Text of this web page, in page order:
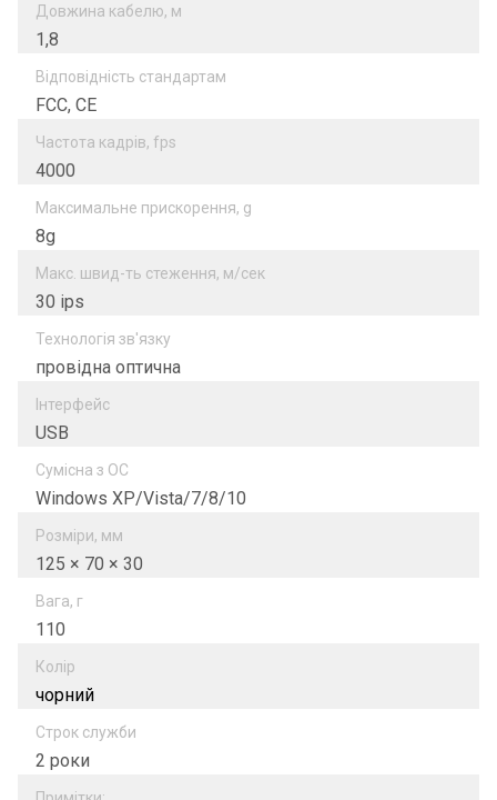
Довжина кабелю, м
1,8
Відповідність стандартам
FCC, CE
Частота кадрів, fps
4000
Максимальне прискорення, g
8g
Макс. швид-ть стеження, м/сек
30 ips
Технологія зв'язку
провідна оптична
Інтерфейс
USB
Сумісна з ОС
Windows XP/Vista/7/8/10
Розміри, мм
125 × 70 × 30
Вага, г
110
Колір
чорний
Строк служби
2 роки